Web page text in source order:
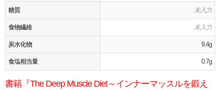
糖質 未入力
食物繊維 未入力
炭水化物 9.4g
食塩相当量 0.7g
書籍『The Deep Muscle Diet～インナーマッスルを鍛え